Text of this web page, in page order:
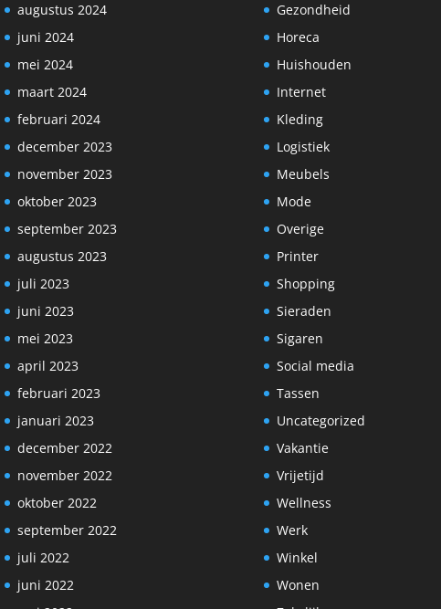
augustus 2024
juni 2024
mei 2024
maart 2024
februari 2024
december 2023
november 2023
oktober 2023
september 2023
augustus 2023
juli 2023
juni 2023
mei 2023
april 2023
februari 2023
januari 2023
december 2022
november 2022
oktober 2022
september 2022
juli 2022
juni 2022
Gezondheid
Horeca
Huishouden
Internet
Kleding
Logistiek
Meubels
Mode
Overige
Printer
Shopping
Sieraden
Sigaren
Social media
Tassen
Uncategorized
Vakantie
Vrijetijd
Wellness
Werk
Winkel
Wonen